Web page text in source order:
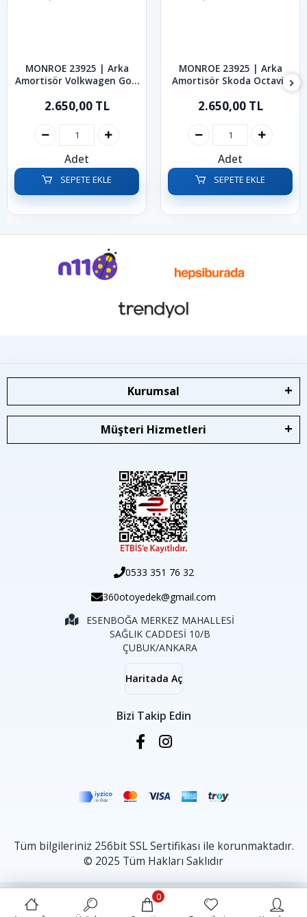
MONROE 23925 | Arka
Amortisör Volkwagen Golf
2.650,00 TL
Adet
SEPETE EKLE
MONROE 23925 | Arka
Amortisör Skoda Octavia
2.650,00 TL
Adet
SEPETE EKLE
Kurumsal
Müşteri Hizmetleri
0533 351 76 32
360otoyedek@gmail.com
ESENBOĞA MERKEZ MAHALLESİ
SAĞLIK CADDESİ 10/B
ÇUBUK/ANKARA
Haritada Aç
Bizi Takip Edin
Tüm bilgileriniz 256bit SSL Sertifikası ile korunmaktadır.
© 2025 Tüm Hakları Saklıdır
0